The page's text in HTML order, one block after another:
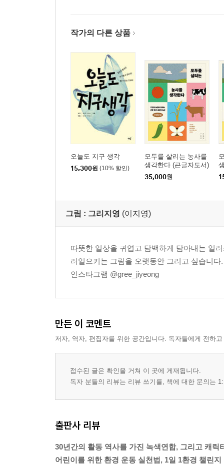
작가의 다른 상품
오늘도 지구 생각
15,300원 (10% 할인)
모두를 살리는 농사를
생각한다 (큰글자도서)
35,000원
그림 : 그리지영 (이지영)
따뜻한 일상을 귀엽고 담백하게 담아내는 일
러일으키는 그림을 오랫동안 그리고 싶습니다.
인스타그램 @gree_jiyeong
만든 이 코멘트
저자, 역자, 편집자를 위한 공간입니다. 독자들에게 전하
접수된 글은 확인을 거쳐 이 곳에 게재됩니다.
독자 분들의 리뷰는 리뷰 쓰기를, 책에 대한 문의는
출판사 리뷰
30년간의 활동 역사를 가진 녹색연합, 그리고 캐릭
어린이를 위한 환경 운동 실천법, 1일 1환경 챌린지